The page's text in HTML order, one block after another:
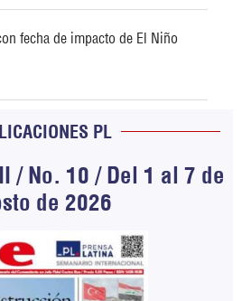
fecha de impacto de El Niño
PL
/ No. 10 / Del 1 al 7 de
de 2026